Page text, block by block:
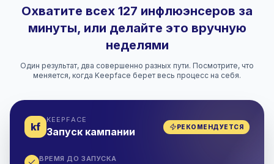
Охватите всех 127 инфлюэнсеров за
минуты, или делайте это вручную
неделями
Один результат, два совершенно разных пути. Посмотрите, что
меняется, когда Keepface берет весь процесс на себя.
kf
KEEPFACE
Запуск кампании РЕКОМЕНДУЕТСЯ
ВРЕМЯ ДО ЗАПУСКА